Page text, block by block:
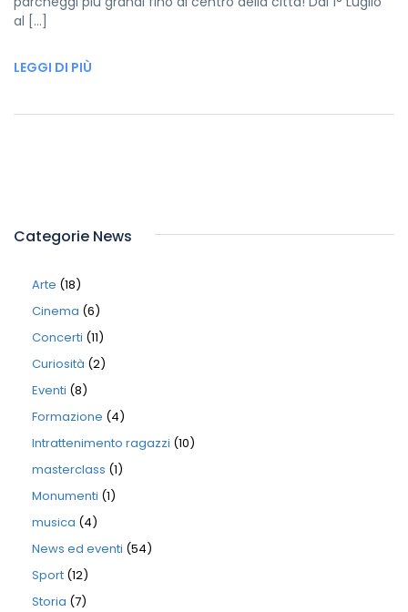
al […]
LEGGI DI PIÙ
Categorie News
Arte (18)
Cinema (6)
Concerti (11)
Curiosità (2)
Eventi (8)
Formazione (4)
Intrattenimento ragazzi (10)
masterclass (1)
Monumenti (1)
musica (4)
News ed eventi (54)
Sport (12)
Storia (7)